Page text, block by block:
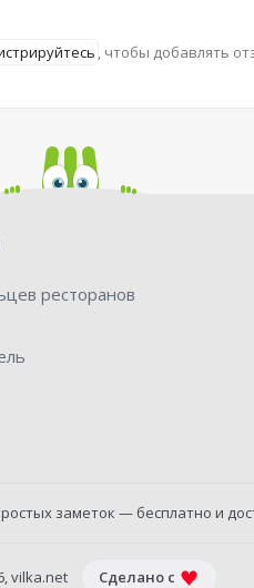
, чтобы добавлять
ресторанов
заметок — бесплатно и
vilka.net Сделано с